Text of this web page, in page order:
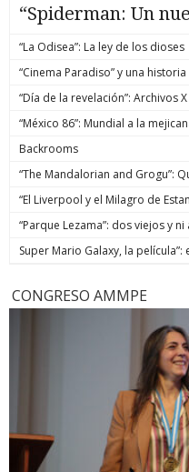
“Spiderman: Un
“La Odisea”: La ley de los dioses
“Cinema Paradiso” y una
“Día de la revelación”: Archivos
“México 86”: Mundial a la
Backrooms
“The Mandalorian and Grogu”:
“El Liverpool y el Milagro de
“Parque Lezama”: dos viejos y
Super Mario Galaxy, la
CONGRESO AMMPE